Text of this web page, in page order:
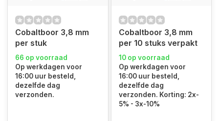
Cobaltboor 3,8 mm
per stuk
66 op voorraad
Op werkdagen voor
16:00 uur besteld,
dezelfde dag
verzonden.
Cobaltboor 3,8 mm
per 10 stuks verpakt
10 op voorraad
Op werkdagen voor
16:00 uur besteld,
dezelfde dag
verzonden. Korting: 2x-
5% - 3x-10%